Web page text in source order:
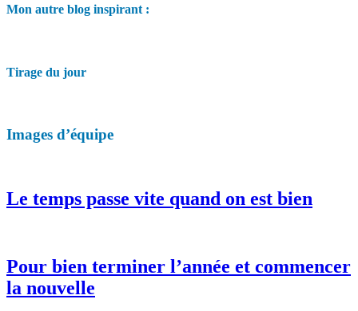
Mon autre blog inspirant :
Tirage du jour
Images d’équipe
Le temps passe vite quand on est bien
Pour bien terminer l’année et commencer
la nouvelle